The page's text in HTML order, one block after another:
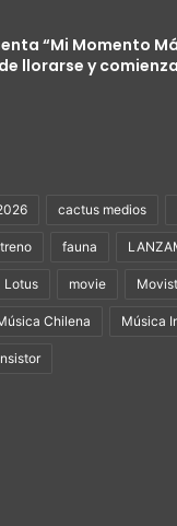
“Mi Momento
llorarse y
cactus medios
fauna
Lotus movie
Chilena Música